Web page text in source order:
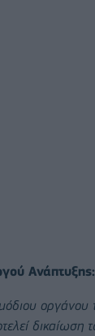
Ανάπτυξης:
οργάνου
δικαίωση